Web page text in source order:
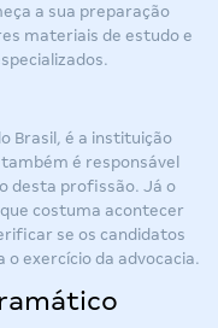
a sua preparação
materiais de estudo e
Brasil, é a instituição
é responsável
desta profissão. Já o
costuma acontecer
se os candidatos
exercício da advocacia.